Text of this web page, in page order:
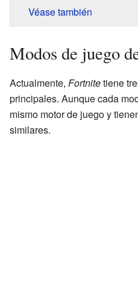
Véase también
Modos de juego
Actualmente, Fortnitetiene
principales. Aunque cada
mismo motor de juego y
similares.